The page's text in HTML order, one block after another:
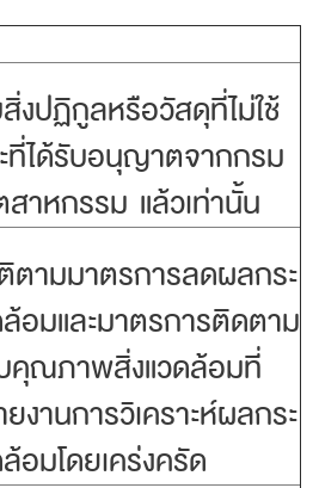
งปฏิกูลหรือวัสดุที่ไม่ใช้
ที่ได้รับอนุญาตจากกรม
สาหกรรม แล้วเท่านั้น
ามมาตรการลดผลกระ
อมและมาตรการติดตาม
คุณภาพสิ่งแวดล้อมที่
ยงานการวิเคราะห์ผลกระ
อมโดยเคร่งครัด